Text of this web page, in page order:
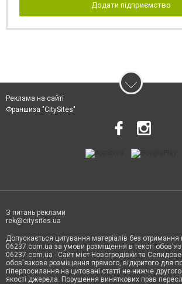
Додати підприємство
Реклама на сайті
Франшиза "CitySites"
З питань реклами
rek@citysites.ua
Допускається цитування матеріалів без отримання
06237.com.ua за умови розміщення в тексті
06237.com.ua - Сайт міст Новогродівки та
обов'язкове розміщення прямого, відкритого для
гіперпосилання на цитовані статті не нижче
якості джерела. Порушення виняткових прав